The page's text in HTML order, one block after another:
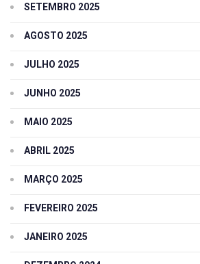
SETEMBRO 2025
AGOSTO 2025
JULHO 2025
JUNHO 2025
MAIO 2025
ABRIL 2025
MARÇO 2025
FEVEREIRO 2025
JANEIRO 2025